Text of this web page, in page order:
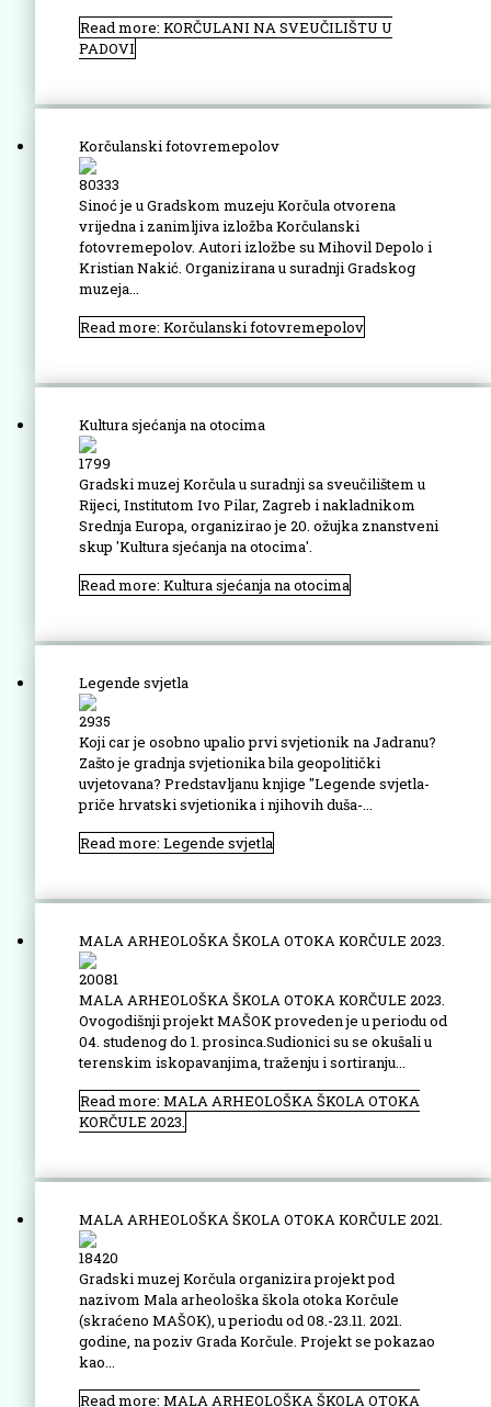
Read more: KORČULANI NA SVEUČILIŠTU U
PADOVI
Korčulanski fotovremepolov
80333
Sinoć je u Gradskom muzeju Korčula otvorena
vrijedna i zanimljiva izložba Korčulanski
fotovremepolov. Autori izložbe su Mihovil Depolo i
Kristian Nakić. Organizirana u suradnji Gradskog
muzeja...
Read more: Korčulanski fotovremepolov
Kultura sjećanja na otocima
1799
Gradski muzej Korčula u suradnji sa sveučilištem u
Rijeci, Institutom Ivo Pilar, Zagreb i nakladnikom
Srednja Europa, organizirao je 20. ožujka znanstveni
skup 'Kultura sjećanja na otocima'.
Read more: Kultura sjećanja na otocima
Legende svjetla
2935
Koji car je osobno upalio prvi svjetionik na Jadranu?
Zašto je gradnja svjetionika bila geopolitički
uvjetovana? Predstavljanu knjige ''Legende svjetla-
priče hrvatski svjetionika i njihovih duša-...
Read more: Legende svjetla
MALA ARHEOLOŠKA ŠKOLA OTOKA KORČULE 2023.
20081
MALA ARHEOLOŠKA ŠKOLA OTOKA KORČULE 2023.
Ovogodišnji projekt MAŠOK proveden je u periodu od
04. studenog do 1. prosinca.Sudionici su se okušali u
terenskim iskopavanjima, traženju i sortiranju...
Read more: MALA ARHEOLOŠKA ŠKOLA OTOKA
KORČULE 2023.
MALA ARHEOLOŠKA ŠKOLA OTOKA KORČULE 2021.
18420
Gradski muzej Korčula organizira projekt pod
nazivom Mala arheološka škola otoka Korčule
(skraćeno MAŠOK), u periodu od 08.-23.11. 2021.
godine, na poziv Grada Korčule. Projekt se pokazao
kao...
Read more: MALA ARHEOLOŠKA ŠKOLA OTOKA